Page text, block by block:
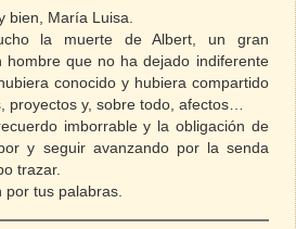
bien, María Luisa.
la muerte de Albert, un gran
hombre que no ha dejado indiferente
conocido y hubiera compartido
proyectos y, sobre todo, afectos…
imborrable y la obligación de
y seguir avanzando por la senda
trazar.
tus palabras.